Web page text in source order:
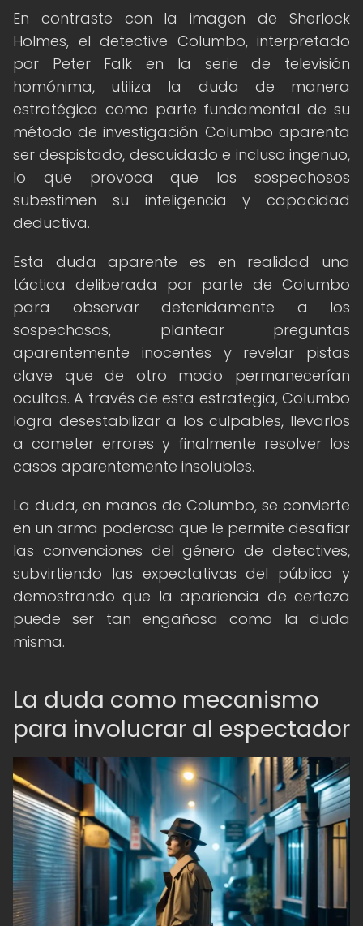
En contraste con la imagen de Sherlock
Holmes, el detective Columbo, interpretado
por Peter Falk en la serie de televisión
homónima, utiliza la duda de manera
estratégica como parte fundamental de su
método de investigación. Columbo aparenta
ser despistado, descuidado e incluso ingenuo,
lo que provoca que los sospechosos
subestimen su inteligencia y capacidad
deductiva.
Esta duda aparente es en realidad una
táctica deliberada por parte de Columbo
para observar detenidamente a los
sospechosos, plantear preguntas
aparentemente inocentes y revelar pistas
clave que de otro modo permanecerían
ocultas. A través de esta estrategia, Columbo
logra desestabilizar a los culpables, llevarlos
a cometer errores y finalmente resolver los
casos aparentemente insolubles.
La duda, en manos de Columbo, se convierte
en un arma poderosa que le permite desafiar
las convenciones del género de detectives,
subvirtiendo las expectativas del público y
demostrando que la apariencia de certeza
puede ser tan engañosa como la duda
misma.
La duda como mecanismo
para involucrar al espectador